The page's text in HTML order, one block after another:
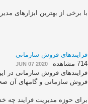
با برخی از بهترین ابزارهای
فرایندهای فروش سازمانی
714 مشاهده
JUN 07 2020
فرایندهای فروش سازمانی در
فروش سازمانی و گامهای آن
برای حوزه مدیریت فرایند